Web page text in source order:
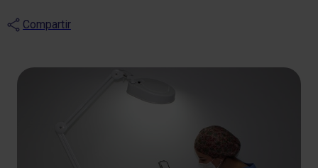
Compartir